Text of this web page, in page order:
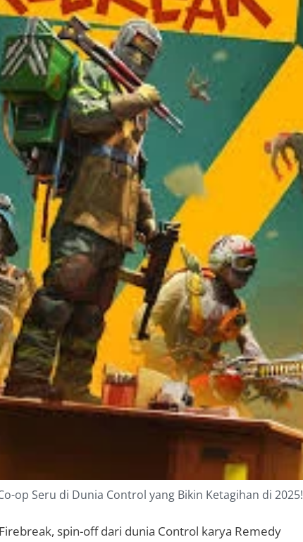
op Seru di Dunia Control yang Bikin Ketagihan di 2025!
spin-off dari dunia Control karya Remedy